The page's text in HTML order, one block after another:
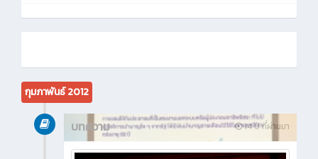
กุมภาพันธ์ 2012
14 ปี ที่ผ่านมา
บทความ